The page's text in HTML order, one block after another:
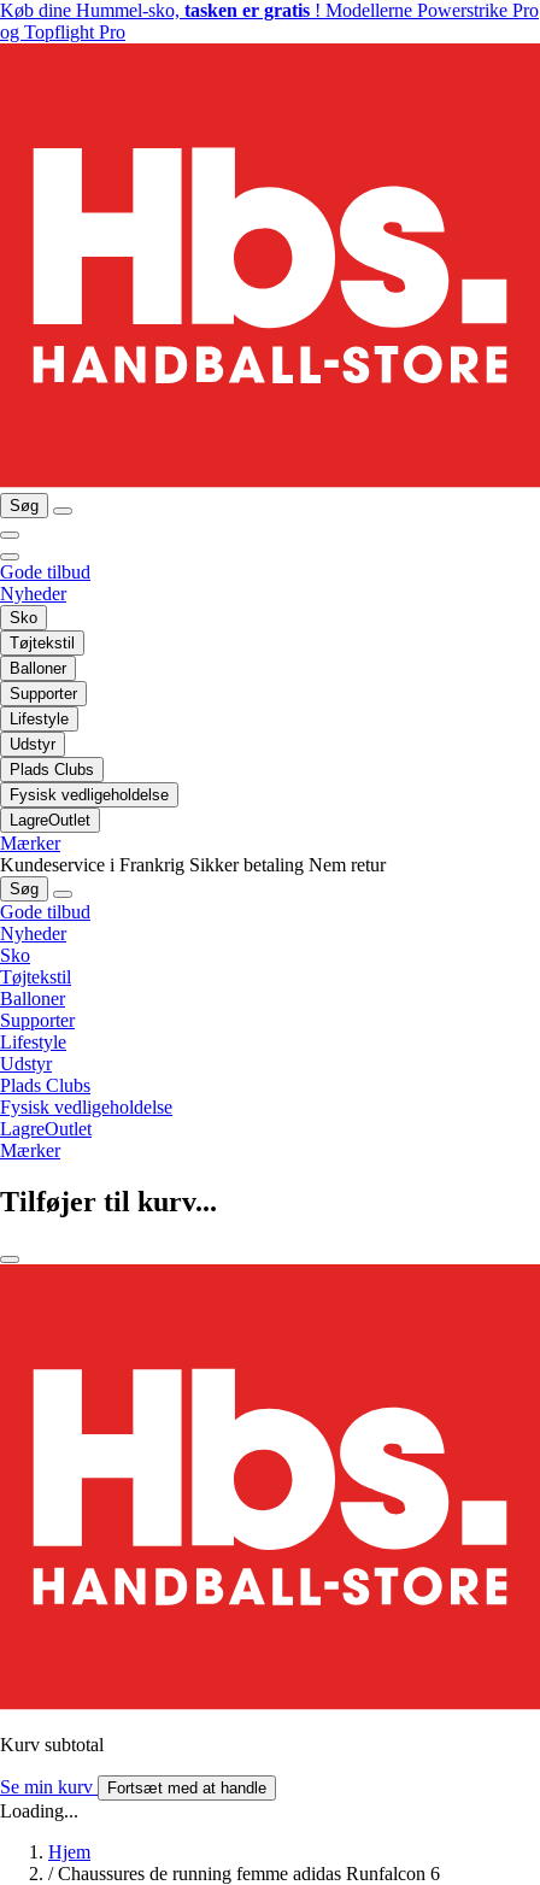
Køb dine Hummel-sko, tasken er gratis ! Modellerne Powerstrike Pro
og Topflight Pro
Søg
Gode tilbud
Nyheder
Sko
Tøjtekstil
Balloner
Supporter
Lifestyle
Udstyr
Plads Clubs
Fysisk vedligeholdelse
LagreOutlet
Mærker
Kundeservice i Frankrig Sikker betaling Nem retur
Søg
Gode tilbud
Nyheder
Sko
Tøjtekstil
Balloner
Supporter
Lifestyle
Udstyr
Plads Clubs
Fysisk vedligeholdelse
LagreOutlet
Mærker
Tilføjer til kurv...
Kurv subtotal
Se min kurv Fortsæt med at handle
Loading...
Hjem
/ Chaussures de running femme adidas Runfalcon 6